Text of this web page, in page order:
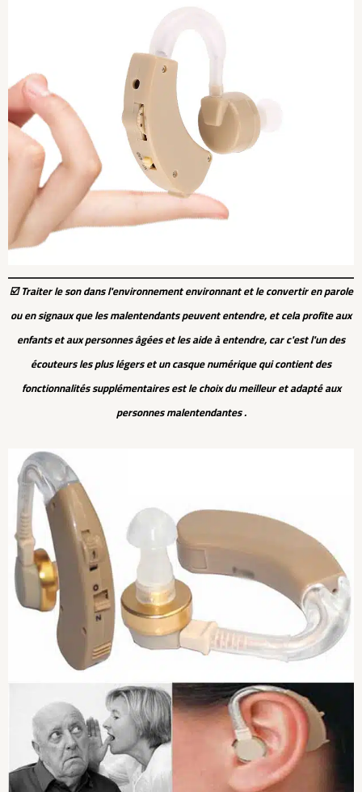
☑️ Traiter le son dans l'environnement environnant et le convertir en parole
ou en signaux que les malentendants peuvent entendre, et cela profite aux
enfants et aux personnes âgées et les aide à entendre, car c'est l'un des
écouteurs les plus légers et un casque numérique qui contient des
fonctionnalités supplémentaires est le choix du meilleur et adapté aux
personnes malentendantes .